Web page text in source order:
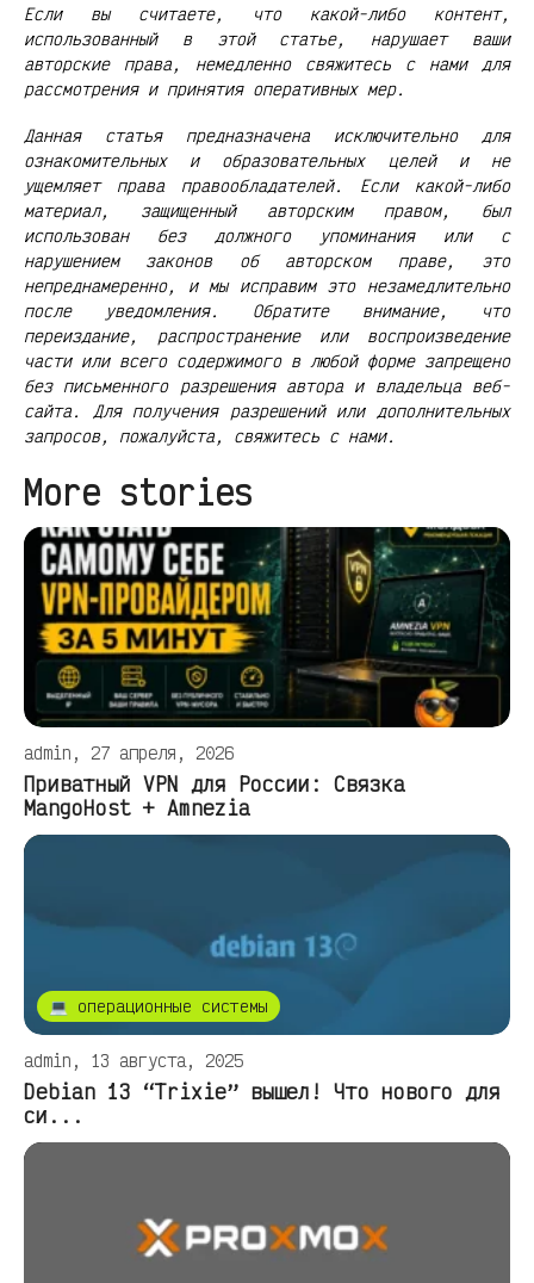
Если вы считаете, что какой-либо контент,
использованный в этой статье, нарушает ваши
авторские права, немедленно свяжитесь с нами для
рассмотрения и принятия оперативных мер.
Данная статья предназначена исключительно для
ознакомительных и образовательных целей и не
ущемляет права правообладателей. Если какой-либо
материал, защищенный авторским правом, был
использован без должного упоминания или с
нарушением законов об авторском праве, это
непреднамеренно, и мы исправим это незамедлительно
после уведомления. Обратите внимание, что
переиздание, распространение или воспроизведение
части или всего содержимого в любой форме запрещено
без письменного разрешения автора и владельца веб-
сайта. Для получения разрешений или дополнительных
запросов, пожалуйста, свяжитесь с нами.
More stories
admin, 27 апреля, 2026
Приватный VPN для России: Связка
MangoHost + Amnezia
💻 операционные системы
admin, 13 августа, 2025
Debian 13 “Trixie” вышел! Что нового для
си...